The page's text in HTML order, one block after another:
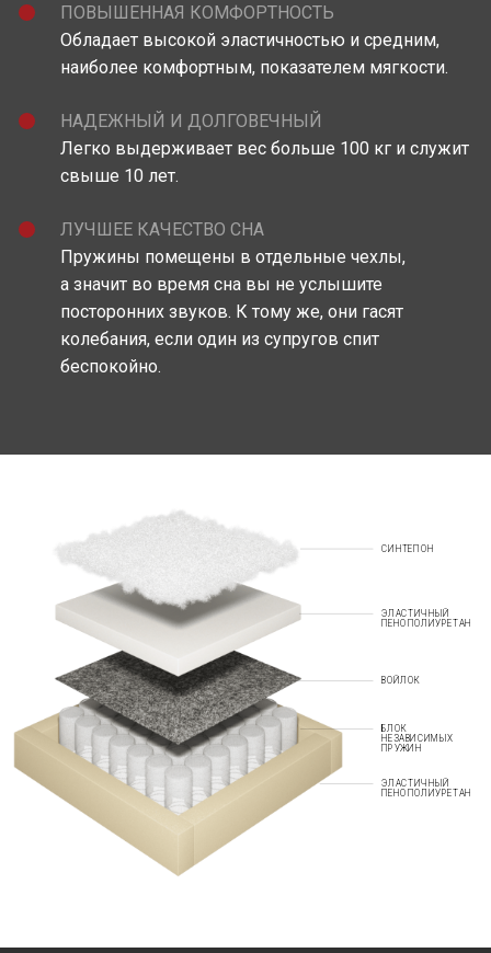
ПОВЫШЕННАЯ КОМФОРТНОСТЬ
Обладает высокой эластичностью и средним,
наиболее комфортным, показателем мягкости.
НАДЕЖНЫЙ И ДОЛГОВЕЧНЫЙ
Легко выдерживает вес больше 100 кг и служит
свыше 10 лет.
ЛУЧШЕЕ КАЧЕСТВО СНА
Пружины помещены в отдельные чехлы,
а значит во время сна вы не услышите
посторонних звуков. К тому же, они гасят
колебания, если один из супругов спит
беспокойно.
СИНТЕПОН
ЭЛАСТИЧНЫЙ
ПЕНОПОЛИУРЕТАН
ВОЙЛОК
БЛОК
НЕЗАВИСИМЫХ
ПРУЖИН
ЭЛАСТИЧНЫЙ
ПЕНОПОЛИУРЕТАН